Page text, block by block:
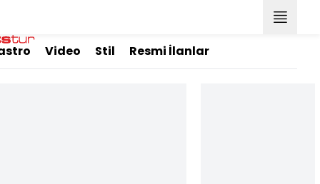
Video Stil Resmi İlanlar